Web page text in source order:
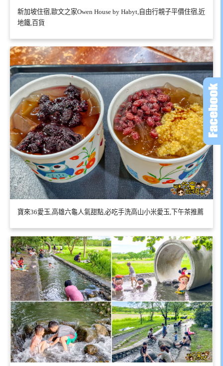
新加坡住宿,歐文之家Owen House by Habyt,自由行親子平價住宿,近
地鐵,百貨
寶來36愛玉,高雄六龜人氣甜點,必吃手洗高山小米愛玉,下午茶推薦